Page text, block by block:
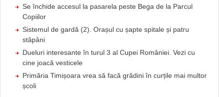
Se închide accesul la pasarela peste Bega de la Parcul
Copiilor
Sistemul de gardă (2). Orașul cu șapte spitale și patru
stăpâni
Dueluri interesante în turul 3 al Cupei României. Vezi cu
cine joacă vesticele
Primăria Timișoara vrea să facă grădini în curțile mai multor
școli